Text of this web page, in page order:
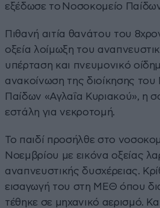
εξέδωσε το Νοσοκομείο
Πιθανή αιτία θανάτου του
οξεία λοίμωξη του
υπέρταση και πνευμονικό
ανακοίνωση της διοίκησης
Παίδων «Αγλαΐα Κυριακού», η
εστάλη για νεκροτομή.
Το παιδί προσήλθε στο
Νοεμβρίου με εικόνα οξείας
αναπνευστικής δυσχέρειας.
εισαγωγή του στη ΜΕΘ όπου
τέθηκε σε μηχανικό αερισμό.